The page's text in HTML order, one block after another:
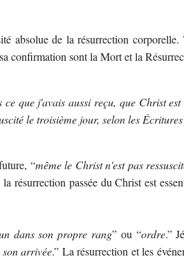
absolue de la résurrection
confirmation sont la Mort et la
que j'avais aussi reçu, que Christ
le troisième jour, selon les
“même le Christ n'est pas
résurrection passée du Christ est
dans son propre rang” ou “ordre.”
arrivée.” La résurrection et les